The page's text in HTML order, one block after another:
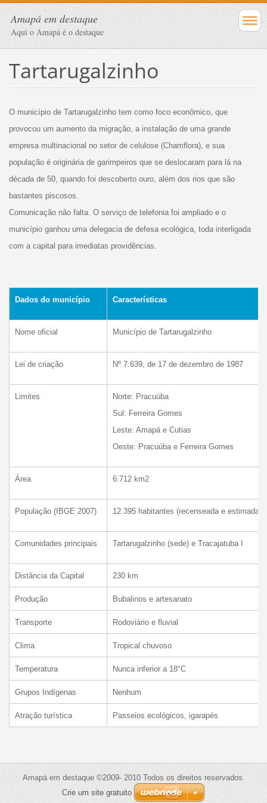
Amapá em destaque
Aqui o Amapá é o destaque
Tartarugalzinho
O município de Tartarugalzinho tem como foco econômico, que
provocou um aumento da migração, a instalação de uma grande
empresa multinacional no setor de celulose (Chamflora), e sua
população é originária de garimpeiros que se deslocaram para lá na
década de 50, quando foi descoberto ouro, além dos rios que são
bastantes piscosos.
Comunicação não falta. O serviço de telefonia foi ampliado e o
município ganhou uma delegacia de defesa ecológica, toda interligada
com a capital para imediatas providências.
Dados do município Características
Nome oficial Município de Tartarugalzinho
Lei de criação Nº 7.639, de 17 de dezembro de 1987
Limites
Norte: Pracuúba
Sul: Ferreira Gomes
Leste: Amapá e Cutias
Oeste: Pracuúba e Ferreira Gomes
Área 6.712 km2
População (IBGE 2007) 12.395 habitantes (recenseada e estimada)
Comunidades principais Tartarugalzinho (sede) e Tracajatuba I
Distância da Capital 230 km
Produção Bubalinos e artesanato
Transporte Rodoviário e fluvial
Clima Tropical chuvoso
Temperatura Nunca inferior a 18°C
Grupos Indígenas Nenhum
Atração turística Passeios ecológicos, igarapés
Amapá em destaque ©2009- 2010 Todos os direitos reservados.
Crie um site gratuito